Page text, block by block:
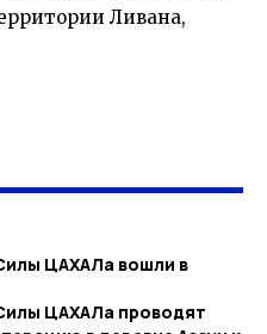
Ливана,
ЦАХАЛа вошли в
ЦАХАЛа проводят